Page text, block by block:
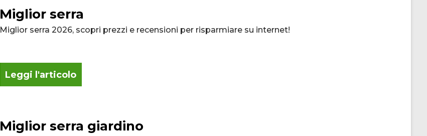
Miglior serra
Miglior serra 2026, scopri prezzi e recensioni per risparmiare su internet!
Leggi l'articolo
Miglior serra giardino